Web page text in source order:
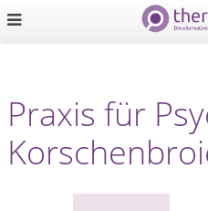
Praxis für